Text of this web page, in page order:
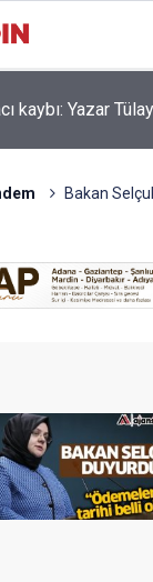
kazası:
Bakan